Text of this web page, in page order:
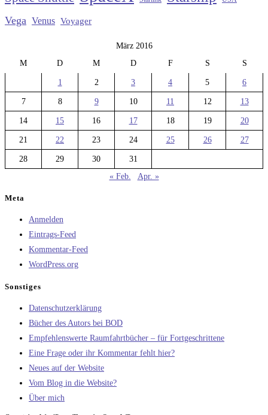
Vega Venus Voyager
März 2016
M
D M D F S S
1 2 3 4 5 6
7 8 9 10 11 12 13
14 15 16 17 18 19 20
21 22 23 24 25 26 27
28 29 30
31
« Feb.
Apr. »
Meta
Anmelden
Eintrags-Feed
Kommentar-Feed
WordPress.org
Sonstiges
Datenschutzerklärung
Bücher des Autors bei BOD
Empfehlenswerte Raumfahrtbücher – für Fortgeschrittene
Eine Frage oder ihr Kommentar fehlt hier?
Neues auf der Website
Vom Blog in die Website?
Über mich